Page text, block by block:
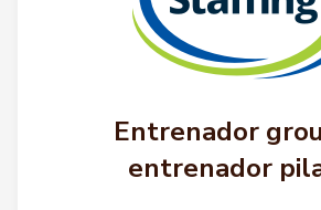
Entrenador
entrenador